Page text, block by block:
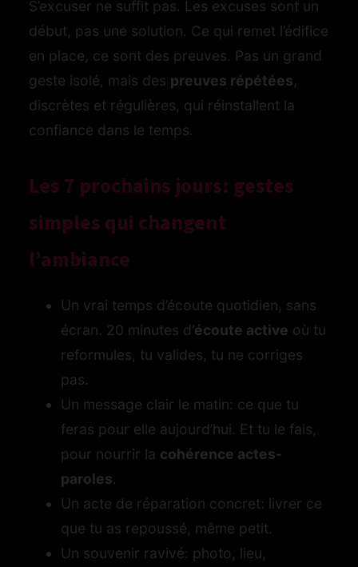
S’excuser ne suffit pas. Les excuses sont un
début, pas une solution. Ce qui remet l’édifice
en place, ce sont des preuves. Pas un grand
geste isolé, mais des preuves répétées,
discrètes et régulières, qui réinstallent la
confiance dans le temps.
Les 7 prochains jours: gestes
simples qui changent
l’ambiance
Un vrai temps d’écoute quotidien, sans
écran. 20 minutes d’écoute active où tu
reformules, tu valides, tu ne corriges
pas.
Un message clair le matin: ce que tu
feras pour elle aujourd’hui. Et tu le fais,
pour nourrir la cohérence actes-
paroles.
Un acte de réparation concret: livrer ce
que tu as repoussé, même petit.
Un souvenir ravivé: photo, lieu,